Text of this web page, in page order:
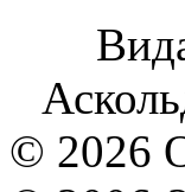
© 2026